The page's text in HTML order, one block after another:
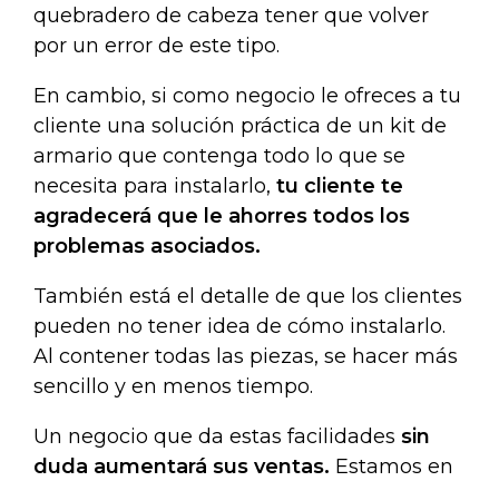
quebradero de cabeza tener que volver
por un error de este tipo.
En cambio, si como negocio le ofreces a tu
cliente una solución práctica de un kit de
armario que contenga todo lo que se
necesita para instalarlo, tu cliente te
agradecerá que le ahorres todos los
problemas asociados.
También está el detalle de que los clientes
pueden no tener idea de cómo instalarlo.
Al contener todas las piezas, se hacer más
sencillo y en menos tiempo.
Un negocio que da estas facilidades sin
duda aumentará sus ventas. Estamos en